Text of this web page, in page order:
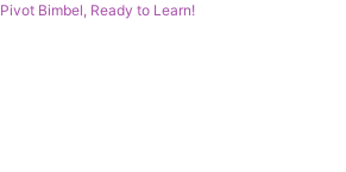
Pivot Bimbel, Ready to Learn!